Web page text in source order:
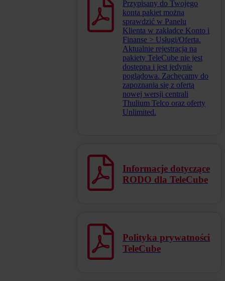
Przypisany do Twojego
konta pakiet można
sprawdzić w Panelu
Klienta w zakładce Konto i
Finanse > Usługi/Oferta.
Aktualnie rejestracja na
pakiety TeleCube nie jest
dostępna i jest jedynie
poglądowa. Zachęcamy do
zapoznania się z ofertą
nowej wersji centrali
Thulium Telco oraz oferty
Unlimited.
Informacje dotyczące
RODO dla TeleCube
Polityka prywatności
TeleCube